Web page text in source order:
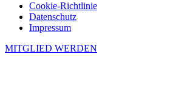
Cookie-Richtlinie
Datenschutz
Impressum
MITGLIED WERDEN